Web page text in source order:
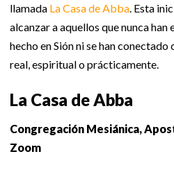
llamada La Casa de Abba . Esta
alcanzar a aquellos que nunca han
hecho en Sión ni se han conectado
real, espiritual o prácticamente.
La Casa de Abba
Congregación Mesiánica,
Zoom